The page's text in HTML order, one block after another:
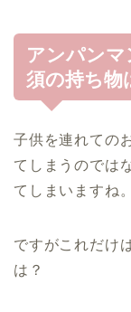
アンパン
須の持ち物
子供を連れての
てしまうのでは
てしまいますね。
ですがこれだけ
は？